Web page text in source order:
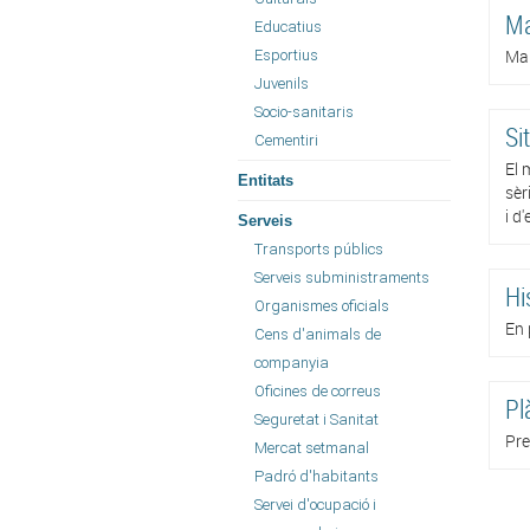
Educatius
Esportius
Juvenils
Socio-sanitaris
Cementiri
Entitats
Serveis
Transports públics
Serveis subministraments
Organismes oficials
Cens d'animals de
companyia
Oficines de correus
Seguretat i Sanitat
Mercat setmanal
Padró d'habitants
Servei d'ocupació i
El
i
En